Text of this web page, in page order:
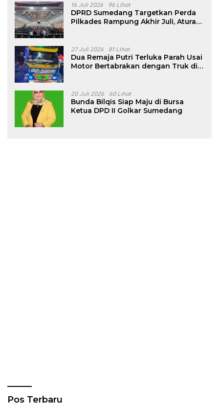
16 Juli 2026 96 Lihat
DPRD Sumedang Targetkan Perda
Pilkades Rampung Akhir Juli, Aturan
27 Juli 2026 81 Lihat
Dua Remaja Putri Terluka Parah Usai
Motor Bertabrakan dengan Truk di
20 Juli 2026 60 Lihat
Bunda Bilqis Siap Maju di Bursa
Ketua DPD II Golkar Sumedang
Pos Terbaru